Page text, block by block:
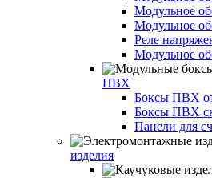
Модульное
Модульное
Реле
Модульное
ПВХ
Боксы ПВХ
Боксы ПВХ
Панели для
изделия